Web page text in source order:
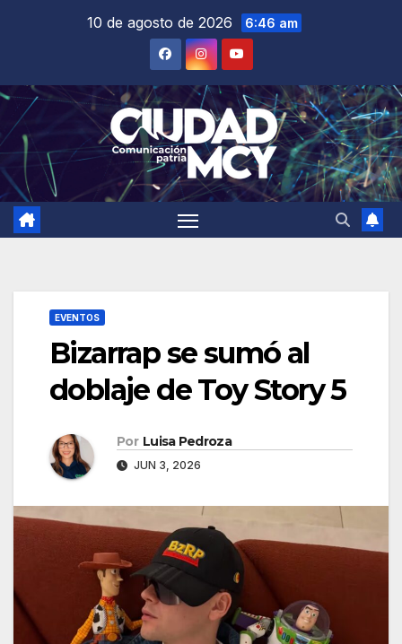
10 de agosto de 2026 6:46 am
EVENTOS
Bizarrap se sumó al
doblaje de Toy Story 5
Por Luisa Pedroza
JUN 3, 2026